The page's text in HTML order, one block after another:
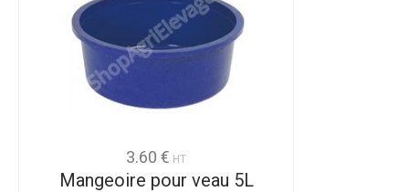
3.60 € HT
Mangeoire pour veau 5L